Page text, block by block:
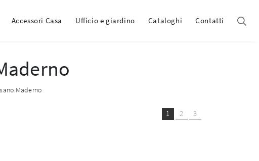
Accessori Casa Ufficio e giardino Cataloghi Contatti
Maderno
1 2 3